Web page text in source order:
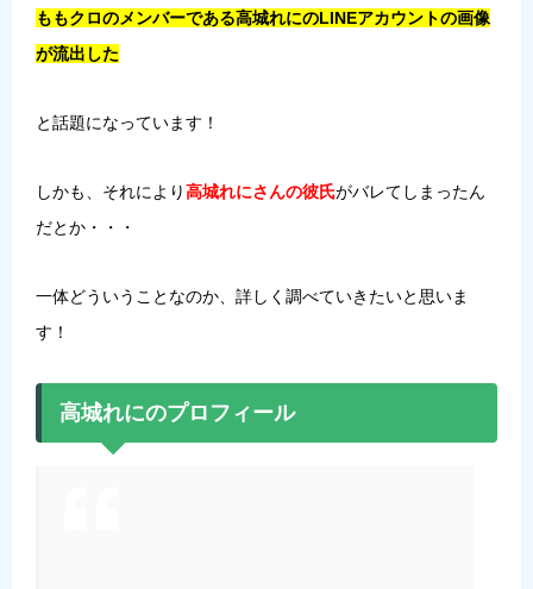
ももクロのメンバーである高城れにのLINEアカウントの画像
が流出した
と話題になっています！
しかも、それにより高城れにさんの彼氏がバレてしまったん
だとか・・・
一体どういうことなのか、詳しく調べていきたいと思いま
す！
高城れにのプロフィール